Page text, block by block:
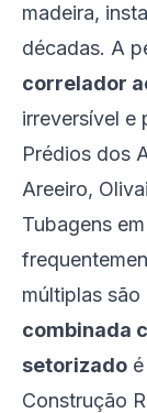
madeira,
décadas. A
correlador
irreversível e
Prédios dos
Areeiro,
Tubagens
múltiplas são
combinada
setorizado
Construção